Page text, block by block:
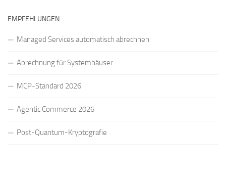
EMPFEHLUNGEN
Managed Services automatisch abrechnen
Abrechnung für Systemhäuser
MCP-Standard 2026
Agentic Commerce 2026
Post-Quantum-Kryptografie